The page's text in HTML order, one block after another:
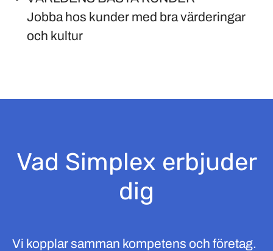
Jobba hos kunder med bra värderingar
och kultur
Vad Simplex erbjuder
dig
Vi kopplar samman kompetens och företag.